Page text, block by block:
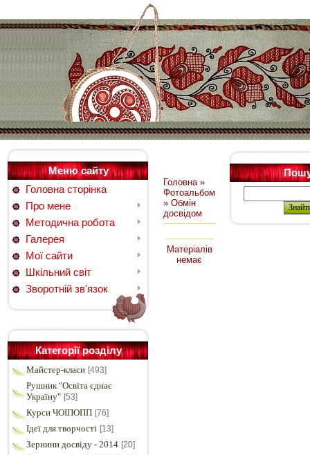
Меню сайту
Головна сторінка
Про мене
Методична робота
Галерея
Мої сайти
Шкільний світ
Зворотній зв'язок
Категорії розділу
Майстер-класи [493]
Рушник "Освіта єднає
Україну" [53]
Курси ЧОІПОПП [76]
Ідеї для творчості [13]
Зернини досвіду - 2014 [20]
Головна»
Фотоальбом
» Обмін
досвідом
Матеріалів
немає